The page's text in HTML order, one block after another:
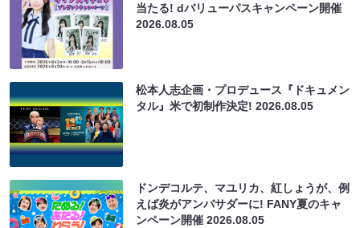
当たる! dバリューパスキャンペーン開催
2026.08.05
松本人志企画・プロデュース『ドキュメン
タル』米で初制作決定!2026.08.05
ドンデコルテ、マユリカ、紅しょうが、例
えば炎がアンバサダーに! FANY夏のキャ
ンペーン開催2026.08.05